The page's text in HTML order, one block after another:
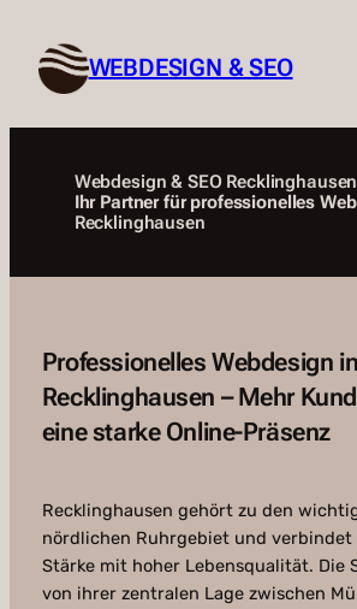
Inhalt
springen WEBDESIGN & SEO
Webdesign & SEO
Ihr Partner für professionelles
Recklinghausen
Professionelles Webdesign in
Recklinghausen – Mehr
eine starke Online-Präsenz
Recklinghausen gehört zu den
nördlichen Ruhrgebiet und
Stärke mit hoher Lebensqualität. Die
von ihrer zentralen Lage zwischen